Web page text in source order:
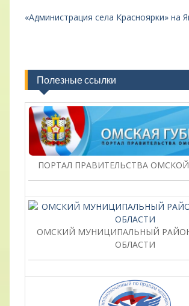
«Администрация села Красноярки» на
Полезные ссылки
ПОРТАЛ ПРАВИТЕЛЬСТВА
ОМСКИЙ МУНИЦИПАЛЬНЫЙ
ОБЛАСТИ